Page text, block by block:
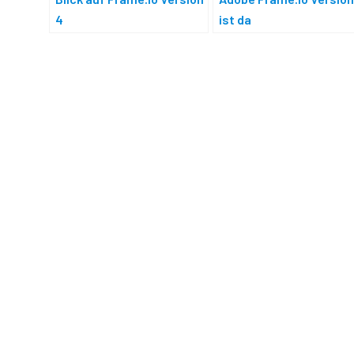
4
ist da